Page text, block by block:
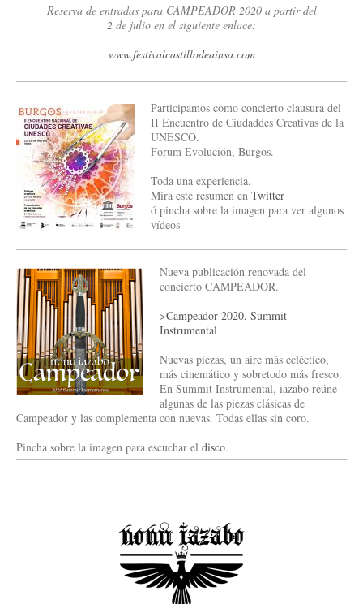
Reserva de entradas para CAMPEADOR 2020 a partir del
2 de julio en el siguiente enlace:
www.festivalcastillodeainsa.com
Participamos como concierto clausura del
II Encuentro de Ciudaddes Creativas de la
UNESCO.
Forum Evolución, Burgos.
Toda una experiencia.
Mira este resumen en Twitter
ó pincha sobre la imagen para ver algunos
vídeos
Nueva publicación renovada del
concierto CAMPEADOR.
>Campeador 2020, Summit
Instrumental
Nuevas piezas, un aire más ecléctico,
más cinemático y sobretodo más fresco.
En Summit Instrumental, iazabo reúne
algunas de las piezas clásicas de
Campeador y las complementa con nuevas. Todas ellas sin coro.
Pincha sobre la imagen para escuchar el disco.